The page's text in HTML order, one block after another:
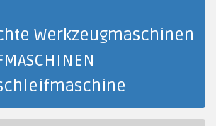
Werkzeugmaschinen